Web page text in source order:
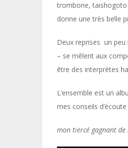
trombone, taishogoto
donne une très belle
Deux reprises un peu
– se mêlent aux
être des interprètes
L’ensemble est un
mes conseils d’écoute
mon tiercé gagnant